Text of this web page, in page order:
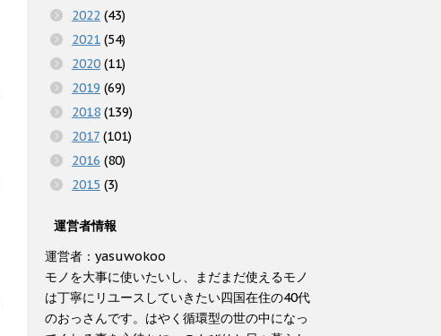
2022 (43)
2021 (54)
2020 (11)
2019 (69)
2018 (139)
2017 (101)
2016 (80)
2015 (3)
運営者情報
運営者：yasuwokoo
モノを大事に使いたいし、まだまだ使えるモノ
は丁寧にリユースしていきたい四国在住の40代
のおっさんです。はやく循環型の世の中になっ